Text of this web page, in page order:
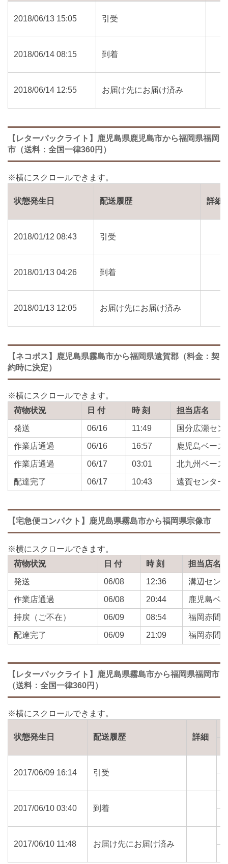
2018/06/13 15:05 引受
2018/06/14 08:15 到着
2018/06/14 12:55 お届け先にお届け済み
【レターパックライト】鹿児島県鹿児島市から福岡県福岡
市（送料：全国一律360円）
状態発生日 配送履歴 詳細
2018/01/12 08:43 引受
2018/01/13 04:26 到着
2018/01/13 12:05 お届け先にお届け済み
【ネコポス】鹿児島県霧島市から福岡県遠賀郡（料金：契
約時に決定）
荷物状況 日 付 時 刻 担当店名
発送 06/16 11:49 国分広瀬セン
作業店通過 06/16 16:57 鹿児島ベース
作業店通過 06/17 03:01 北九州ベース
配達完了 06/17 10:43 遠賀センター
【宅急便コンパクト】鹿児島県霧島市から福岡県宗像市
荷物状況 日 付 時 刻 担当店名
発送 06/08 12:36 溝辺セン
作業店通過 06/08 20:44 鹿児島ベ
持戻（ご不在） 06/09 08:54 福岡赤間
配達完了 06/09 21:09 福岡赤間
【レターパックライト】鹿児島県霧島市から福岡県福岡市
（送料：全国一律360円）
状態発生日 配送履歴 詳細
2017/06/09 16:14 引受
2017/06/10 03:40 到着
2017/06/10 11:48 お届け先にお届け済み